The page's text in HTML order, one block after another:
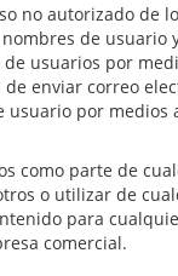
no autorizado de
de usuario
usuarios por
enviar correo
usuario por medios
como parte de
o utilizar de
para
comercial.